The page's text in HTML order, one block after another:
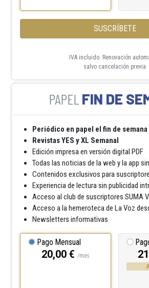
SUSCRÍBETE
IVA incluido. Renovación
salvo cancelación previa
FIN DE
Periódico en papel el fin de semana
Revistas YES y XL Semanal
Edición impresa en versión digital PDF
Todas las noticias de la web y la app
Contenidos exclusivos para
Experiencia de lectura sin publicidad
Acceso al club de suscriptores SUMA
Acceso a la hemeroteca de La Voz
Newsletters informativas
Pago Mensual
20,00 € /mes